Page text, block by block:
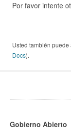
Por favor intente
Usted también
Docs).
Gobierno Abierto